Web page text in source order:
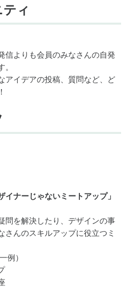
ィ
信よりも会員のみなさんの自発
。
アイデアの投稿、質問など、ど
ナーじゃないミートアップ」
問を解決したり、デザインの事
さんのスキルアップに役立つミ
例）